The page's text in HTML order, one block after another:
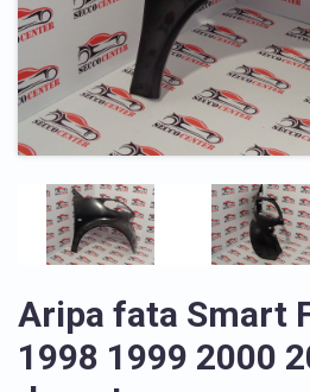
Aripa fata Smart
1998 1999 2000